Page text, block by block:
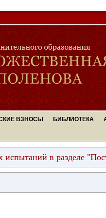
ВЗНОСЫ БИБЛИОТЕКА
в разделе